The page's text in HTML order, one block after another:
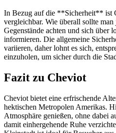
In Bezug auf die **Sicherheit** ist
vergleichbar. Wie überall sollte
Gegenstände achten und sich über
informieren. Die allgemeine
variieren, daher lohnt es sich,
einzuholen, um sicher durch die
Fazit zu Cheviot
Cheviot bietet eine erfrischende
hektischen Metropolen Amerikas.
Atmosphäre genießen, ohne dabei
damit einhergehende Ruhe